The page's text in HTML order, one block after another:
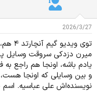
:
2026/3/27
توی
میرن دزدکی سروقت وسایل
یادم باشه، اونجا هم راجع
و بین وسایلی که اونجا هست،
نویسنده‌اش علی عباسیه.